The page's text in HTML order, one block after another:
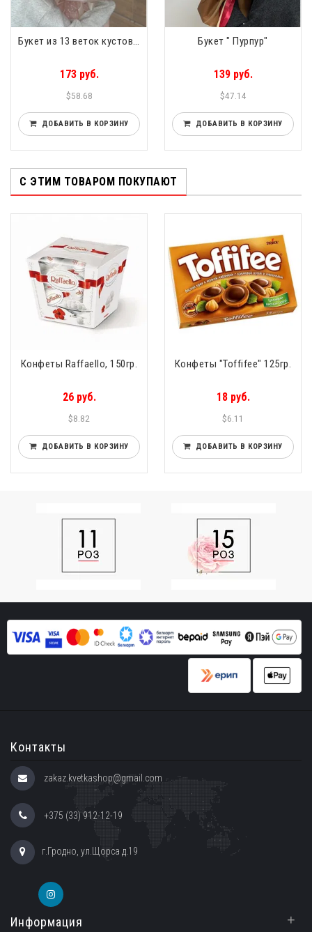
Букет из 13 веток кустовых роз
173 руб.
$58.68
ДОБАВИТЬ В КОРЗИНУ
Букет " Пурпур"
139 руб.
$47.14
ДОБАВИТЬ В КОРЗИНУ
С ЭТИМ ТОВАРОМ ПОКУПАЮТ
Конфеты Raffaello, 150гр.
26 руб.
$8.82
ДОБАВИТЬ В КОРЗИНУ
Конфеты "Toffifee" 125гр.
18 руб.
$6.11
ДОБАВИТЬ В КОРЗИНУ
Контакты
zakaz.kvetkashop@gmail.com
+375 (33) 912-12-19
г.Гродно, ул.Щорса д.19
Информация +